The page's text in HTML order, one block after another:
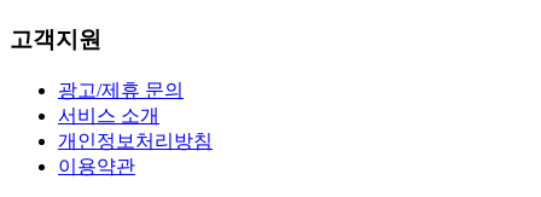
고객지원
광고/제휴 문의
서비스 소개
개인정보처리방침
이용약관